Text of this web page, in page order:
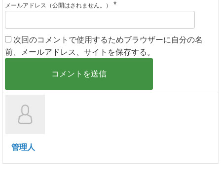
メールアドレス（公開はされません。） *
次回のコメントで使用するためブラウザーに自分の名
前、メールアドレス、サイトを保存する。
管理人